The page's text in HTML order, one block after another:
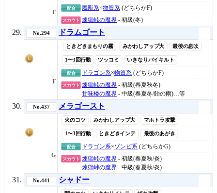
F
配合 魔獣系×物質系 (どちらかF)
スカウト 煉獄峠の魔界 - 初級(冬)
No.294 ドラムゴート
L
F
ときどきまもりの霧 みかわしアップ大 最後の息吹
1〜3回行動 ツッコミ いきなりバイキルト
配合 ドラゴン系×物質系 (どちらかF)
スカウト 煉獄峠の魔界 - 初級(春夏秋冬)
甘味楼の魔界 - 中級(春夏冬/飴の雨)…等
No.437 メラゴースト
L
G
火のコツ みかわしアップ大 マホトラ攻撃
1〜3回行動 ときどきインテ 最後のあがき
配合 ドラゴン系×ゾンビ系 (どちらかG)
スカウト 煉獄峠の魔界 - 初級(春夏秋/炎)
煉獄峠の魔界 - 中級(春夏秋/炎)
No.441 シャドー